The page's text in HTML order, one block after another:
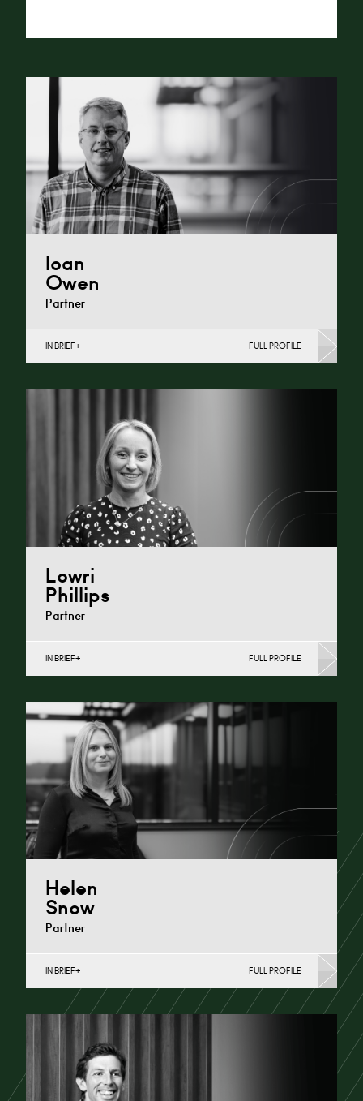
Ioan
Owen
Partner
+44 29 2039 1752
IN BRIEF FULL PROFILE
Lowri
Phillips
Partner
+44 29 2039 1758
IN BRIEF FULL PROFILE
Helen
Snow
Partner
Employment & HR, Employment Contracts & Rights,
English Public Sector,…
+44 29 2039 1497
IN BRIEF FULL PROFILE